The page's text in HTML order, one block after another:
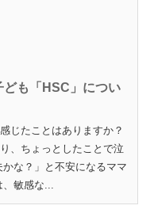
も「HSC」につい
じたことはありますか？
、ちょっとしたことで泣
な？」と不安になるママ
、敏感な...